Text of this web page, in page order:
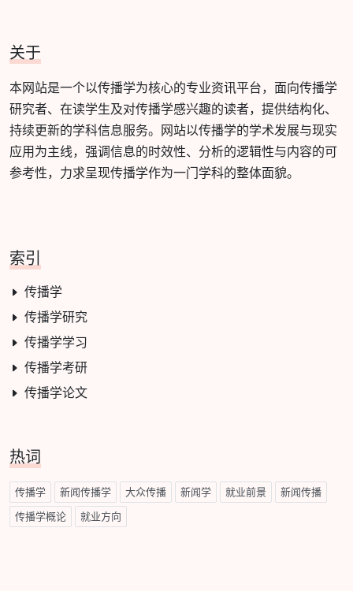
关于
本网站是一个以传播学为核心的专业资讯平台，面向传播学
研究者、在读学生及对传播学感兴趣的读者，提供结构化、
持续更新的学科信息服务。网站以传播学的学术发展与现实
应用为主线，强调信息的时效性、分析的逻辑性与内容的可
参考性，力求呈现传播学作为一门学科的整体面貌。
索引
传播学
传播学研究
传播学学习
传播学考研
传播学论文
热词
传播学 新闻传播学 大众传播 新闻学 就业前景 新闻传播
传播学概论 就业方向